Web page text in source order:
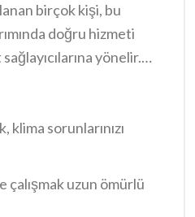
birçok kişi, bu
doğru hizmeti
yönelir.
Servisi en iyi hizmet
teknisyenler ile
çözmenize yardımcı
yaz günlerinde
ömrünü
sorunlarınızı
çalışmak uzun ömürlü